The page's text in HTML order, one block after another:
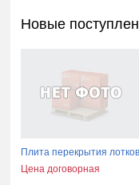
Новые
Плита перекрытия лотков
Цена договорная